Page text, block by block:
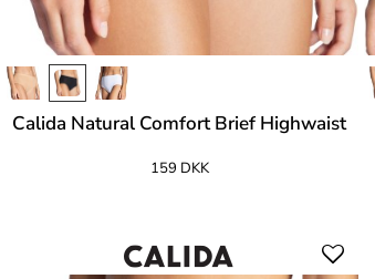
Calida Natural Comfort Brief Highwaist
159 DKK